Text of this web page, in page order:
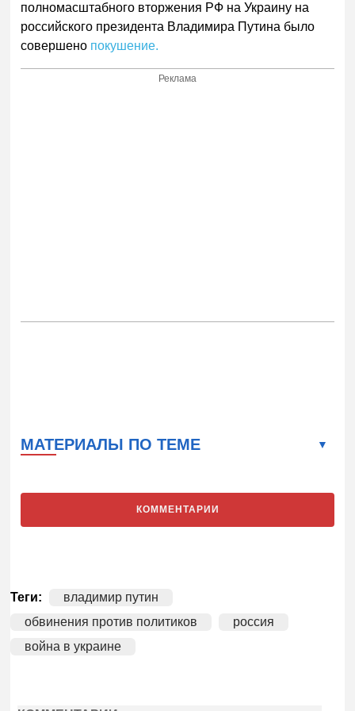
полномасштабного вторжения РФ на Украину на
российского президента Владимира Путина было
совершено покушение.
Реклама
МАТЕРИАЛЫ ПО ТЕМЕ
КОММЕНТАРИИ
Теги:
владимир путин
обвинения против политиков
россия
война в украине